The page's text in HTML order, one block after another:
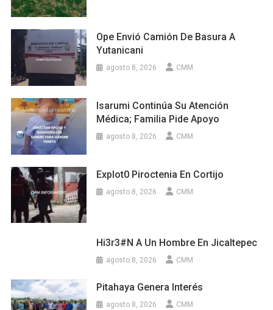
Ope Envió Camión De Basura A
Yutanicani
agosto 8, 2026 CMM
Isarumi Continúa Su Atención
Médica; Familia Pide Apoyo
agosto 8, 2026 CMM
Explot0 Piroctenia En Cortijo
agosto 8, 2026 CMM
Hi3r3#n A Un Hombre En Jicaltepec
agosto 8, 2026 CMM
Pitahaya Genera Interés
agosto 8, 2026 CMM